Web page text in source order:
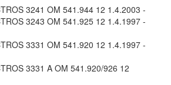
3241 OM 541.944 12 1.4.2003 -
3243 OM 541.925 12 1.4.1997 -
3331 OM 541.920 12 1.4.1997 -
3331 A OM 541.920/926 12